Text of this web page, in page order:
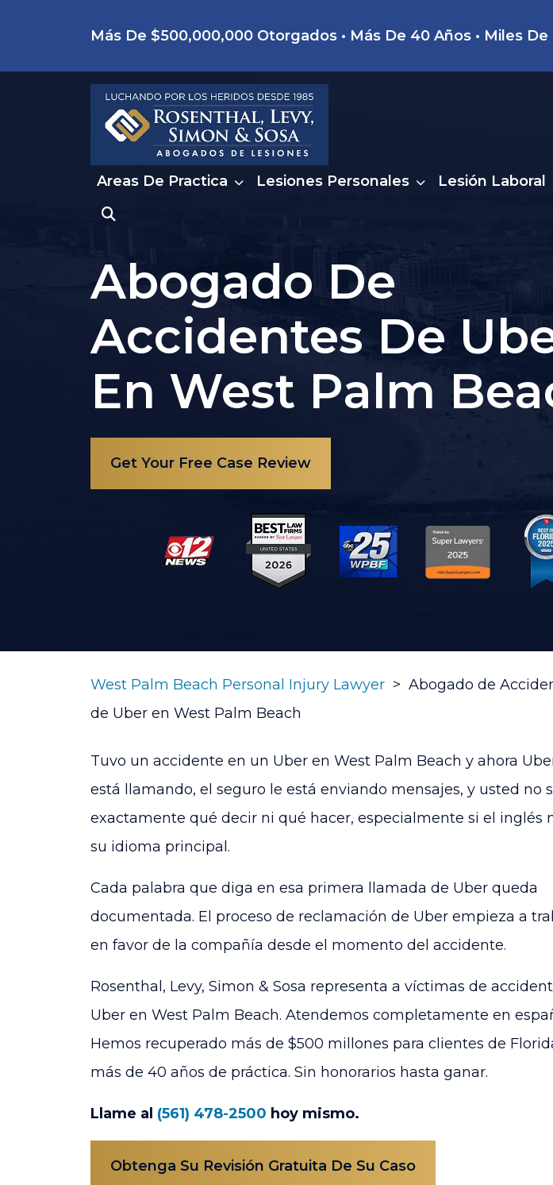
content
Más De $500,000,000 Otorgados • Más De 40 Años • Miles
Areas De Practica Lesiones Personales Lesión Laboral
Abogado De
Accidentes De
En West Palm
Get Your Free Case Review
West Palm Beach Personal Injury Lawyer > Abogado de
de Uber en West Palm Beach
Tuvo un accidente en un Uber en West Palm Beach y ahora
está llamando, el seguro le está enviando mensajes, y usted no
exactamente qué decir ni qué hacer, especialmente si el inglés
su idioma principal.
Cada palabra que diga en esa primera llamada de Uber queda
documentada. El proceso de reclamación de Uber empieza a
en favor de la compañía desde el momento del accidente.
Rosenthal, Levy, Simon & Sosa representa a víctimas de
Uber en West Palm Beach. Atendemos completamente en
Hemos recuperado más de $500 millones para clientes de
más de 40 años de práctica. Sin honorarios hasta ganar.
Llame al (561) 478-2500 hoy mismo.
Obtenga Su Revisión Gratuita De Su Caso